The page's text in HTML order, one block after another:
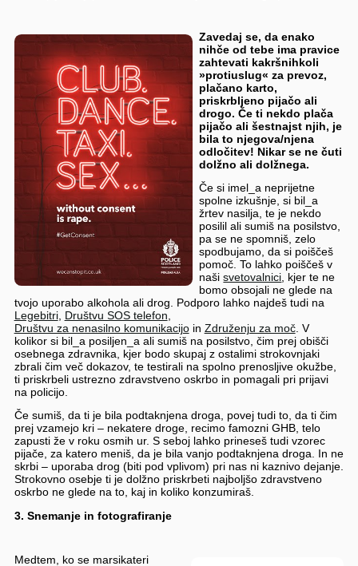
Zavedaj se, da enako
nihče od tebe ima pravice
zahtevati kakršnihkoli
»protiuslug« za prevoz,
plačano karto,
priskrbljeno pijačo ali
drogo. Če ti nekdo plača
pijačo ali šestnajst njih, je
bila to njegova/njena
odločitev! Nikar se ne čuti
dolžno ali dolžnega.
Če si imel_a neprijetne
spolne izkušnje, si bil_a
žrtev nasilja, te je nekdo
posilil ali sumiš na posilstvo,
pa se ne spomniš, zelo
spodbujamo, da si poiščeš
pomoč. To lahko poiščeš v
našisvetovalnici, kjer te ne
bomo obsojali ne glede na
tvojo uporabo alkohola ali drog. Podporo lahko najdeš tudi na
Legebitri, Društvu SOS telefon,
Društvu za nenasilno komunikacijoin Združenju za moč. V
kolikor si bil_a posiljen_a ali sumiš na posilstvo, čim prej obišči
osebnega zdravnika, kjer bodo skupaj z ostalimi strokovnjaki
zbrali čim več dokazov, te testirali na spolno prenosljive okužbe,
ti priskrbeli ustrezno zdravstveno oskrbo in pomagali pri prijavi
na policijo.
Če sumiš, da ti je bila podtaknjena droga, povej tudi to, da ti čim
prej vzamejo kri – nekatere droge, recimo famozni GHB, telo
zapusti že v roku osmih ur. S seboj lahko prineseš tudi vzorec
pijače, za katero meniš, da je bila vanjo podtaknjena droga. In ne
skrbi – uporaba drog (biti pod vplivom) pri nas ni kaznivo dejanje.
Strokovno osebje ti je dolžno priskrbeti najboljšo zdravstveno
oskrbo ne glede na to, kaj in koliko konzumiraš.
3. Snemanje in fotografiranje
Medtem, ko se marsikateri